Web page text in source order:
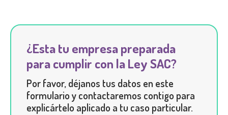
¿Esta tu empresa preparada
para cumplir con la Ley SAC?
Por favor, déjanos tus datos en este
formulario y contactaremos contigo para
explicártelo aplicado a tu caso particular.